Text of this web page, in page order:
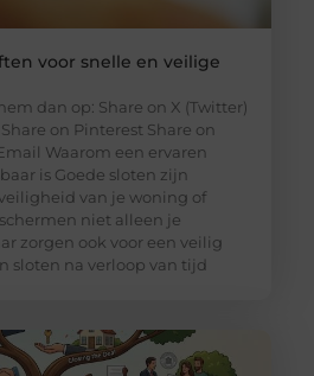
voor snelle en veilige
dan op: Share on X (Twitter)
on Pinterest Share on
Waarom een ervaren
is Goede sloten zijn
van je woning of
niet alleen je
zorgen ook voor een veilig
sloten na verloop van tijd